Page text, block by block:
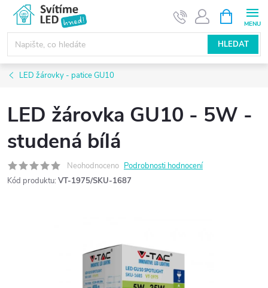
obsah
HLEDAT
NÁKUPNÍ
KOŠÍK
LED žárovky - patice GU10
LED žárovka GU10 - 5W -
studená bílá
Neohodnoceno Podrobnosti hodnocení
Kód produktu: VT-1975/SKU-1687